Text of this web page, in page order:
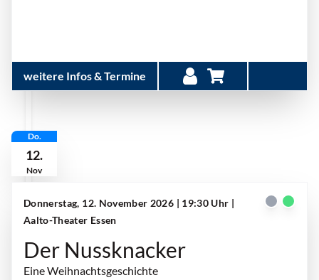
weitere Infos & Termine
Do.
12.
Nov
Donnerstag, 12. November 2026 | 19:30 Uhr |
Aalto-Theater Essen
Der Nussknacker
Eine Weihnachtsgeschichte